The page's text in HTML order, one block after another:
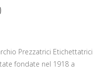
Prezzatrici Etichettatrici
fondate nel 1918 a